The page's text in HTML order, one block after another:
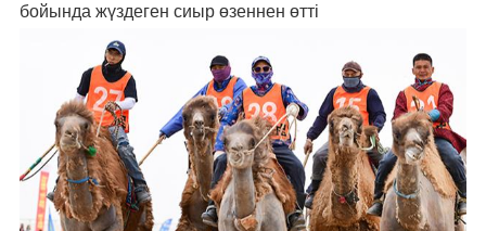
бойында жүздеген сиыр өзеннен өтті